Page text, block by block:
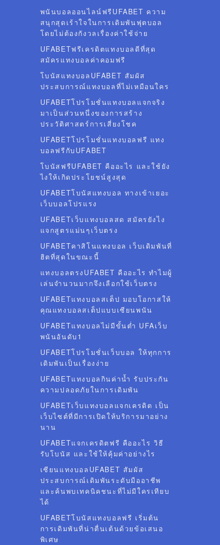
พนันบอลออนไลน์ฟรีUFABET ความ
สนุกสุดเร้าใจในการเดิมพันฟุตบอล
โดยไม่ต้องกังวลเรื่องค่าใช้จ่าย
UFABETฟรีเครดิตแทงบอลดีที่สุด
สมัครแทงบอลค่าคอมฟรี
โบนัสแทงบอลUFABET สัมผัส
ประสบการณ์แทงบอลที่ไม่เหมือนใคร
UFABETโปรโมชั่นแทงบอลแจกจริง
มาเป็นส่วนหนึ่งของการสร้าง
ประวัติศาสตร์การเสี่ยงโชค
UFABETโปรโมชั่นแทงบอลฟรี แทง
บอลฟรีกับUFABET
โบนัสฟรีUFABET คืออะไร และใช้ยัง
ไงให้เกิดประโยชน์สูงสุด
UFABETโบนัสแทงบอล ทางเข้าเยอะ
เว็บบอลโปรแรง
UFABETเว็บแทงบอลสด สมัครยังไง
แจกสูตรแม่นๆเว็บตรง
UFABETคาสิโนแทงบอล เว็บเดิมพันที่
ฮิตที่สุดในขณะนี้
แทงบอลตรงUFABET คืออะไร ทำไมผู้
เล่นจำนวนมากจึงเลือกใช้เว็บตรง
UFABETแทงบอลสเต็ป มอบโอกาสให้
คุณแทงบอลสเต็ปแบบเซียนพนัน
UFABETแทงบอลไม่มีขั้นต่ำ UFAเว็บ
พนันอันดับ1
UFABETโปรโมชั่นเว็บบอล ให้ทุกการ
เดิมพันเป็นเรื่องง่าย
UFABETแทงบอลกินค่าน้ำ รับประกัน
ความปลอดภัยในการเดิมพัน
UFABETเว็บแทงบอลแจกเครดิต เป็น
เว็บไซต์ที่มีการเปิดให้บริการมาอย่าง
นาน
UFABETแจกเครดิตฟรี คืออะไร วิธี
รับโบนัส และใช้ให้คุ้มค่าอย่างไร
เซียนแทงบอลUFABET สัมผัส
ประสบการณ์เดิมพันระดับมืออาชีพ
และค้นพบเทคนิคชนะที่ไม่มีใครเทียบ
ได้
UFABETโบนัสแทงบอลฟรี เริ่มต้น
การเดิมพันที่น่าตื่นเต้นด้วยข้อเสนอ
พิเศษ